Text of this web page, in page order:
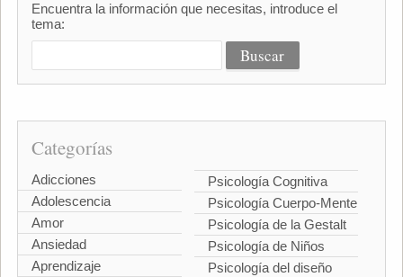
Encuentra la información que necesitas, introduce el
tema:
Categorías
Adicciones
Adolescencia
Amor
Ansiedad
Aprendizaje
Psicología Cognitiva
Psicología Cuerpo-Mente
Psicología de la Gestalt
Psicología de Niños
Psicología del diseño